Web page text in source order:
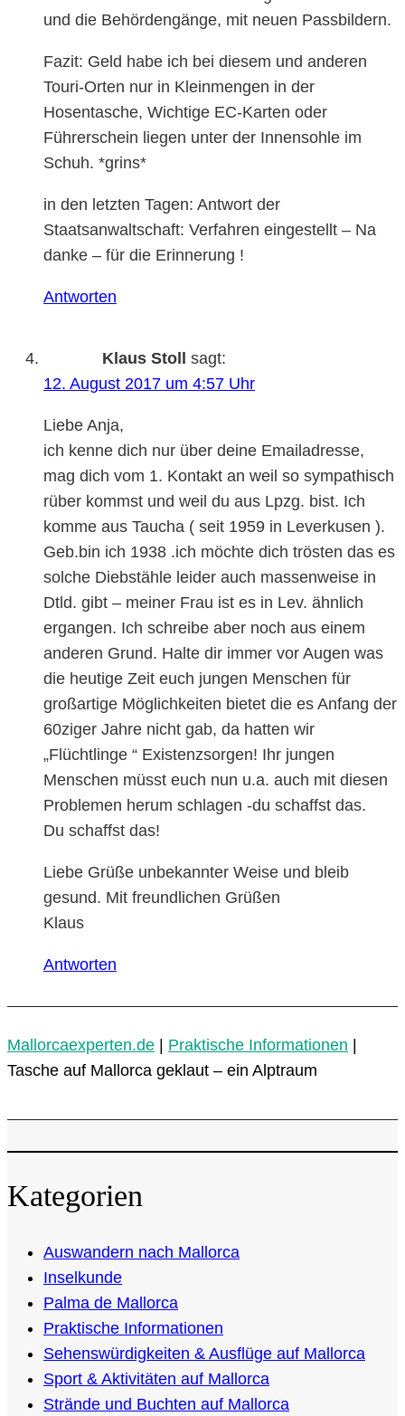
und die Behördengänge, mit neuen Passbildern.
Fazit: Geld habe ich bei diesem und anderen
Touri-Orten nur in Kleinmengen in der
Hosentasche, Wichtige EC-Karten oder
Führerschein liegen unter der Innensohle im
Schuh. *grins*
in den letzten Tagen: Antwort der
Staatsanwaltschaft: Verfahren eingestellt – Na
danke – für die Erinnerung !
Antworten
Klaus Stoll sagt:
12. August 2017 um 4:57 Uhr
Liebe Anja,
ich kenne dich nur über deine Emailadresse,
mag dich vom 1. Kontakt an weil so sympathisch
rüber kommst und weil du aus Lpzg. bist. Ich
komme aus Taucha ( seit 1959 in Leverkusen ).
Geb.bin ich 1938 .ich möchte dich trösten das es
solche Diebstähle leider auch massenweise in
Dtld. gibt – meiner Frau ist es in Lev. ähnlich
ergangen. Ich schreibe aber noch aus einem
anderen Grund. Halte dir immer vor Augen was
die heutige Zeit euch jungen Menschen für
großartige Möglichkeiten bietet die es Anfang der
60ziger Jahre nicht gab, da hatten wir
„Flüchtlinge “ Existenzsorgen! Ihr jungen
Menschen müsst euch nun u.a. auch mit diesen
Problemen herum schlagen -du schaffst das.
Du schaffst das!
Liebe Grüße unbekannter Weise und bleib
gesund. Mit freundlichen Grüßen
Klaus
Antworten
Mallorcaexperten.de | Praktische Informationen |
Tasche auf Mallorca geklaut – ein Alptraum
Kategorien
Auswandern nach Mallorca
Inselkunde
Palma de Mallorca
Praktische Informationen
Sehenswürdigkeiten & Ausflüge auf Mallorca
Sport & Aktivitäten auf Mallorca
Strände und Buchten auf Mallorca